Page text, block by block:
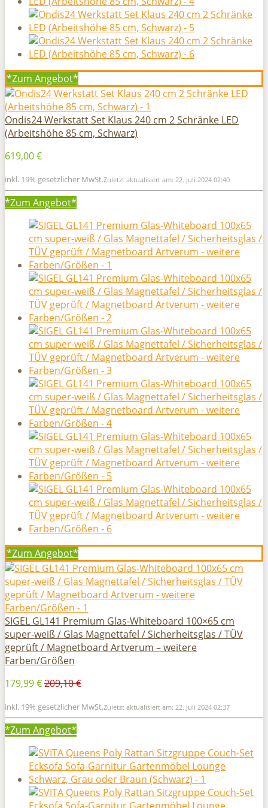
*Zum Angebot*
Ondis24 Werkstatt Set Klaus 240 cm 2 Schränke LED
(Arbeitshöhe 85 cm, Schwarz)
619,00 €
inkl. 19% gesetzlicher MwSt.Zuletzt aktualisiert am: 22. Juli 2024 02:40
*Zum Angebot*
*Zum Angebot*
SIGEL GL141 Premium Glas-Whiteboard 100×65 cm
super-weiß / Glas Magnettafel / Sicherheitsglas / TÜV
geprüft / Magnetboard Artverum – weitere
Farben/Größen
179,99 €209,10 €
inkl. 19% gesetzlicher MwSt.Zuletzt aktualisiert am: 22. Juli 2024 02:37
*Zum Angebot*